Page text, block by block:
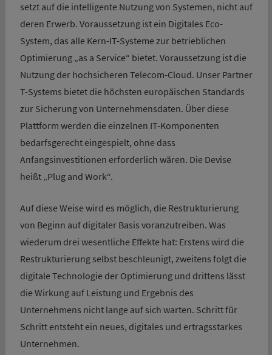
setzt auf die intelligente Nutzung von Systemen, nicht auf
deren Erwerb. Voraussetzung ist ein Digitales Eco-
System, das alle Kern-IT-Systeme zur betrieblichen
Optimierung „as a Service“ bietet. Voraussetzung ist die
Nutzung der hochsicheren Telecom-Cloud. Unser Partner
T-Systems bietet die höchsten europäischen Standards
zur Sicherung von Unternehmensdaten. Über diese
Plattform werden die einzelnen IT-Komponenten
bedarfsgerecht eingespielt, ohne dass
Anfangsinvestitionen erforderlich wären. Die Devise
heißt „Plug and Work“.
Auf diese Weise wird es möglich, die Restrukturierung
von Beginn auf digitaler Basis voranzutreiben. Was
wiederum drei wesentliche Effekte hat: Erstens wird die
Restrukturierung selbst beschleunigt, zweitens folgt die
digitale Technologie der Optimierung und drittens lässt
die Wirkung auf Leistung und Ergebnis des
Unternehmens nicht lange auf sich warten. Schritt für
Schritt entsteht ein neues, digitales und ertragsstarkes
Unternehmen.